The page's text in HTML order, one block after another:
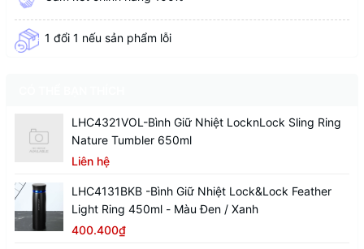
1 đổi 1 nếu sản phẩm lỗi
LHC4321VOL-Bình Giữ Nhiệt LocknLock Sling Ring
Nature Tumbler 650ml
Liên hệ
LHC4131BKB -Bình Giữ Nhiệt Lock&Lock Feather
Light Ring 450ml - Màu Đen / Xanh
400.400₫